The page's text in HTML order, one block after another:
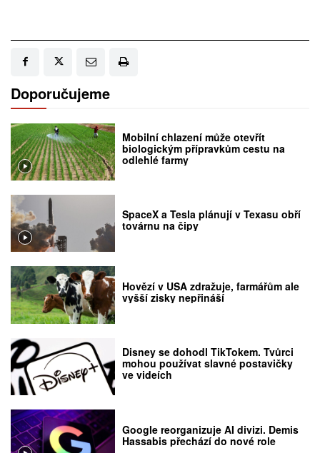
Doporučujeme
Mobilní chlazení může otevřít
biologickým přípravkům cestu na
odlehlé farmy
SpaceX a Tesla plánují v Texasu obří
továrnu na čipy
Hovězí v USA zdražuje, farmářům ale
vyšší zisky nepřináší
Disney se dohodl TikTokem. Tvůrci
mohou používat slavné postavičky
ve videích
Google reorganizuje AI divizi. Demis
Hassabis přechází do nové role